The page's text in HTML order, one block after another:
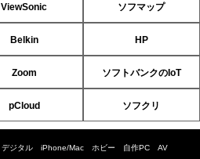
ViewSonic ソフマップ
Belkin HP
Zoom ソフトバンクのIoT
pCloud ソフクリ
デジタル iPhone/Mac ホビー 自作PC AV